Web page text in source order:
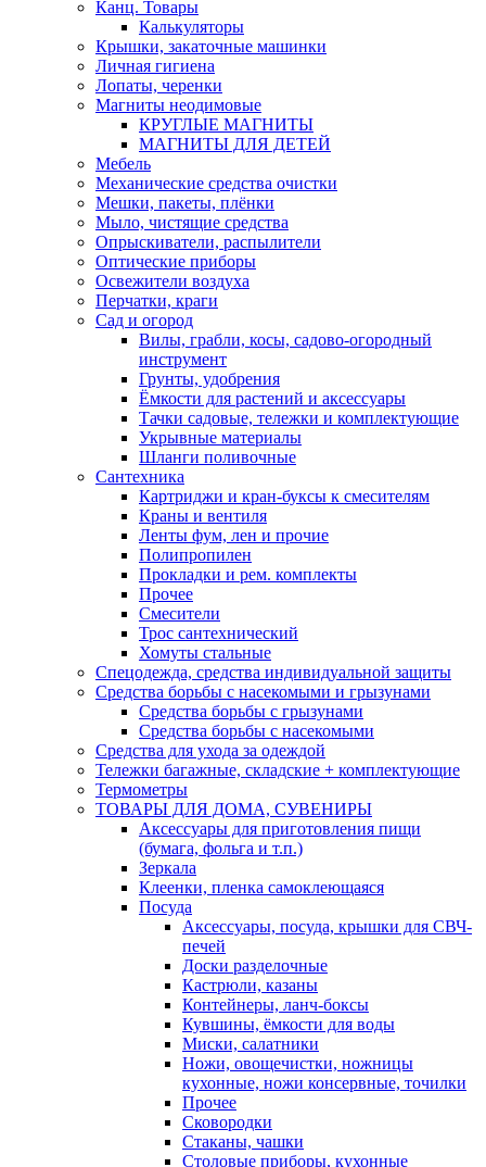
Канц. Товары
Калькуляторы
Крышки, закаточные машинки
Личная гигиена
Лопаты, черенки
Магниты неодимовые
КРУГЛЫЕ МАГНИТЫ
МАГНИТЫ ДЛЯ ДЕТЕЙ
Мебель
Механические средства очистки
Мешки, пакеты, плёнки
Мыло, чистящие средства
Опрыскиватели, распылители
Оптические приборы
Освежители воздуха
Перчатки, краги
Сад и огород
Вилы, грабли, косы, садово-огородный
инструмент
Грунты, удобрения
Ёмкости для растений и аксессуары
Тачки садовые, тележки и комплектующие
Укрывные материалы
Шланги поливочные
Сантехника
Картриджи и кран-буксы к смесителям
Краны и вентиля
Ленты фум, лен и прочие
Полипропилен
Прокладки и рем. комплекты
Прочее
Смесители
Трос сантехнический
Хомуты стальные
Спецодежда, средства индивидуальной защиты
Средства борьбы с насекомыми и грызунами
Средства борьбы с грызунами
Средства борьбы с насекомыми
Средства для ухода за одеждой
Тележки багажные, складские + комплектующие
Термометры
ТОВАРЫ ДЛЯ ДОМА, СУВЕНИРЫ
Аксессуары для приготовления пищи
(бумага, фольга и т.п.)
Зеркала
Клеенки, пленка самоклеющаяся
Посуда
Аксессуары, посуда, крышки для СВЧ-
печей
Доски разделочные
Кастрюли, казаны
Контейнеры, ланч-боксы
Кувшины, ёмкости для воды
Миски, салатники
Ножи, овощечистки, ножницы
кухонные, ножи консервные, точилки
Прочее
Сковородки
Стаканы, чашки
Столовые приборы, кухонные